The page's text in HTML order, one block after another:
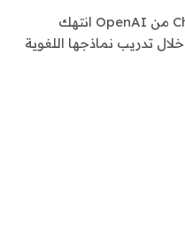
قضت محكمة ألمانية بأن ChatGPT من OpenAI انتهك
تدريب نماذجها اللغوية